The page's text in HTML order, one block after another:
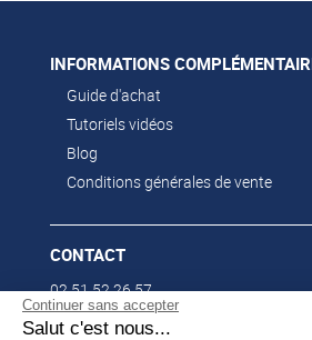
Continuer sans accepter
Salut c'est nous...
INFORMATIONS
Guide d'achat
Tutoriels vidéos
Blog
Conditions générales de vente
CONTACT
02 51 52 26 57
contacts@franssen-loisirs.fr